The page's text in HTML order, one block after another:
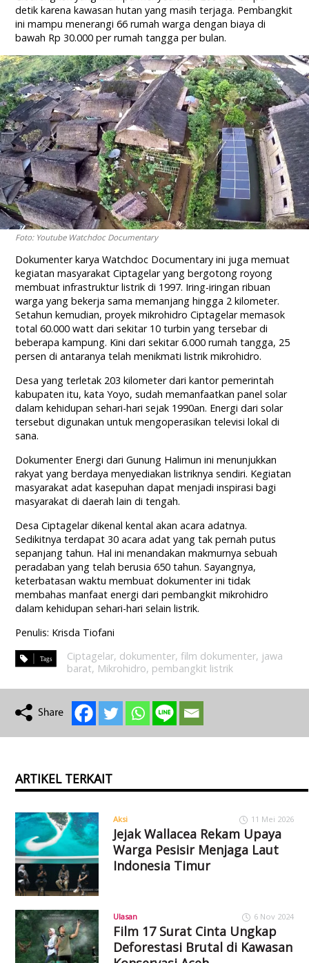
detik karena kawasan hutan yang masih terjaga. Pembangkit
ini mampu menerangi 66 rumah warga dengan biaya di
bawah Rp 30.000 per rumah tangga per bulan.
Foto: Youtube Watchdoc Documentary
Dokumenter karya Watchdoc Documentary ini juga memuat
kegiatan masyarakat Ciptagelar yang bergotong royong
membuat infrastruktur listrik di 1997. Iring-iringan ribuan
warga yang bekerja sama memanjang hingga 2 kilometer.
Setahun kemudian, proyek mikrohidro Ciptagelar memasok
total 60.000 watt dari sekitar 10 turbin yang tersebar di
beberapa kampung. Kini dari sekitar 6.000 rumah tangga, 25
persen di antaranya telah menikmati listrik mikrohidro.
Desa yang terletak 203 kilometer dari kantor pemerintah
kabupaten itu, kata Yoyo, sudah memanfaatkan panel solar
dalam kehidupan sehari-hari sejak 1990an. Energi dari solar
tersebut digunakan untuk mengoperasikan televisi lokal di
sana.
Dokumenter Energi dari Gunung Halimun ini menunjukkan
rakyat yang berdaya menyediakan listriknya sendiri. Kegiatan
masyarakat adat kasepuhan dapat menjadi inspirasi bagi
masyarakat di daerah lain di tengah.
Desa Ciptagelar dikenal kental akan acara adatnya.
Sedikitnya terdapat 30 acara adat yang tak pernah putus
sepanjang tahun. Hal ini menandakan makmurnya sebuah
peradaban yang telah berusia 650 tahun. Sayangnya,
keterbatasan waktu membuat dokumenter ini tidak
membahas manfaat energi dari pembangkit mikrohidro
dalam kehidupan sehari-hari selain listrik.
Penulis: Krisda Tiofani
Ciptagelar, dokumenter,film dokumenter, jawa
barat, Mikrohidro, pembangkit listrik
ARTIKEL TERKAIT
Aksi 11 Mei 2026
Jejak Wallacea Rekam Upaya
Warga Pesisir Menjaga Laut
Indonesia Timur
Ulasan 6 Nov 2024
Film 17 Surat Cinta Ungkap
Deforestasi Brutal di Kawasan